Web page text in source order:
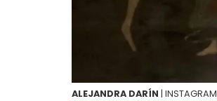
ALEJANDRA DARÍN | INSTAGRAM